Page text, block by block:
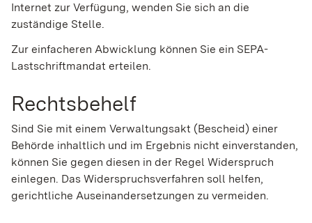
Internet zur Verfügung, wenden Sie sich an die
zuständige Stelle.
Zur einfacheren Abwicklung können Sie ein SEPA-
Lastschriftmandat erteilen.
Rechtsbehelf
Sind Sie mit einem Verwaltungsakt (Bescheid) einer
Behörde inhaltlich und im Ergebnis nicht einverstanden,
können Sie gegen diesen in der Regel Widerspruch
einlegen. Das Widerspruchsverfahren soll helfen,
gerichtliche Auseinandersetzungen zu vermeiden.